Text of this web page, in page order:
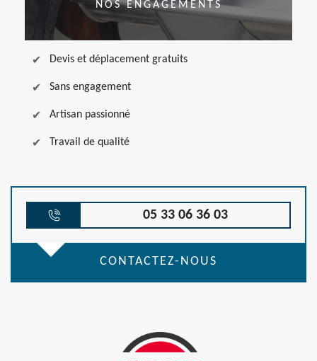
NOS ENGAGEMENTS
Devis et déplacement gratuits
Sans engagement
Artisan passionné
Travail de qualité
05 33 06 36 03
CONTACTEZ-NOUS